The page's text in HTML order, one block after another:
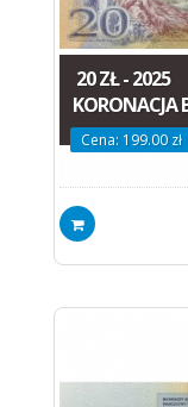
20 ZŁ - 2025
KORONACJA
Cena: 199.00 zł